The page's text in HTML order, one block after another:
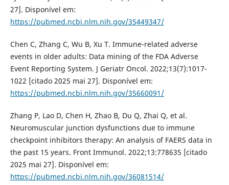
27]. Disponível em:
https://pubmed.ncbi.nlm.nih.gov/35449347/
Chen C, Zhang C, Wu B, Xu T. Immune-related adverse
events in older adults: Data mining of the FDA Adverse
Event Reporting System. J Geriatr Oncol. 2022;13(7):1017-
1022 [citado 2025 mai 27]. Disponível em:
https://pubmed.ncbi.nlm.nih.gov/35660091/
Zhang P, Lao D, Chen H, Zhao B, Du Q, Zhai Q, et al.
Neuromuscular junction dysfunctions due to immune
checkpoint inhibitors therapy: An analysis of FAERS data in
the past 15 years. Front Immunol. 2022;13:778635 [citado
2025 mai 27]. Disponível em:
https://pubmed.ncbi.nlm.nih.gov/36081514/